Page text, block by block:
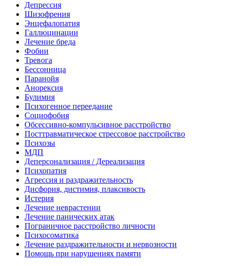
Депрессия
Шизофрения
Энцефалопатия
Галлюцинации
Лечение бреда
Фобии
Тревога
Бессонница
Паранойя
Анорексия
Булимия
Психогенное переедание
Социофобия
Обсессивно-компульсивное расстройство
Посттравматическое стрессовое расстройство
Психозы
МДП
Деперсонализация / Дереализация
Психопатия
Агрессия и раздражительность
Дисфория, дистимия, плаксивость
Истерия
Лечение неврастении
Лечение панических атак
Пограничное расстройство личности
Психосоматика
Лечение раздражительности и нервозности
Помощь при нарушениях памяти